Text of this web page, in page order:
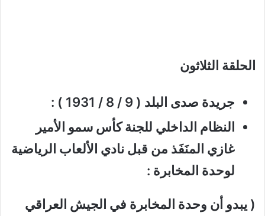
الحلقة الثلاثون
جريدة صدى البلد ( 9 / 8 / 1931 ) :
النظام الداخلي للجنة كأس سمو الأمير
غازي المنَفَذ من قبل نادي الألعاب الرياضية
لوحدة المخابرة :
( يبدو أن وحدة المخابرة في الجيش العراقي